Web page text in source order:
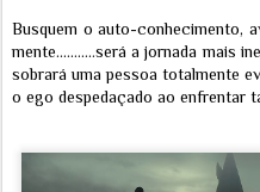
Busquem o auto-conhecimento,
mente...........será a jornada mais
sobrará uma pessoa totalmente
o ego despedaçado ao enfrentar